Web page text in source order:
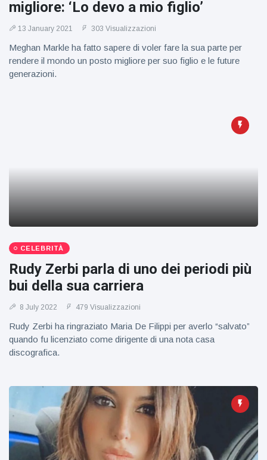
figlio dei
sogni’
migliore: ‘Lo devo a mio figlio’
13 January 2021 303 Visualizzazioni
Meghan Markle ha fatto sapere di voler fare la sua parte per
rendere il mondo un posto migliore per suo figlio e le future
generazioni.
CELEBRITÀ
Rudy Zerbi parla di uno dei periodi più
bui della sua carriera
8 July 2022 479 Visualizzazioni
Rudy Zerbi ha ringraziato Maria De Filippi per averlo “salvato”
quando fu licenziato come dirigente di una nota casa
discografica.